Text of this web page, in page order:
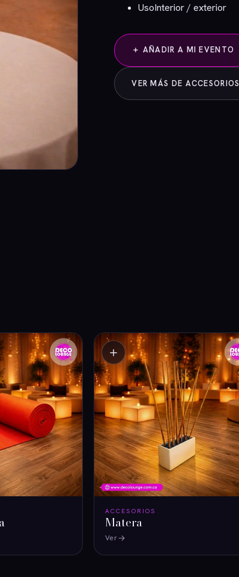
UsoInterior / exterior
＋ AÑADIR A MI EVENTO
VER MÁS DE ACCESORIOS
ACCESORIOS
Matera
Ver
＋